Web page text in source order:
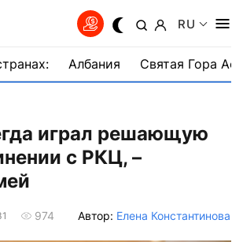
RU
Албания Святая Гора
играл решающую
с РКЦ, –
974 Автор: Елена Константинова